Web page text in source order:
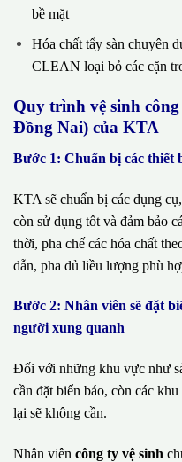
bề mặt
Hóa chất tẩy sàn chuyên
CLEAN loại bỏ các cặn
Quy trình vệ sinh
Đồng Nai) của KTA
Bước 1: Chuẩn bị các thiết
KTA sẽ chuẩn bị các dụng
còn sử dụng tốt và đảm bảo
thời, pha chế các hóa chất
dẫn, pha đủ liều lượng phù
Bước 2: Nhân viên sẽ đặt
người xung quanh
Đối với những khu vực như
cần đặt biển báo, còn các
lại sẽ không cần.
Nhân viên công ty vệ sinh